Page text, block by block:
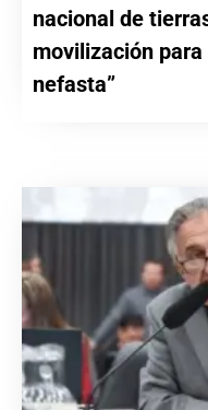
nacional de
movilización
nefasta”